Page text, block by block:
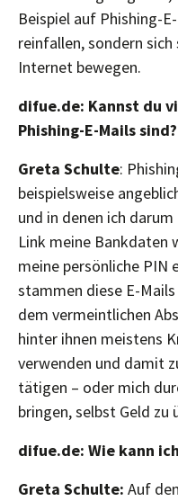
Beispiel auf Phishing-
reinfallen, sondern
Internet bewegen.
difue.de: Kannst du
Phishing-E-Mails sind?
Greta Schulte:
beispielsweise
und in denen ich
Link meine Bankdaten
meine persönliche PIN
stammen diese E-
dem vermeintlichen
hinter ihnen meistens
verwenden und damit
tätigen – oder mich
bringen, selbst Geld zu
difue.de: Wie kann
Greta Schulte: Auf